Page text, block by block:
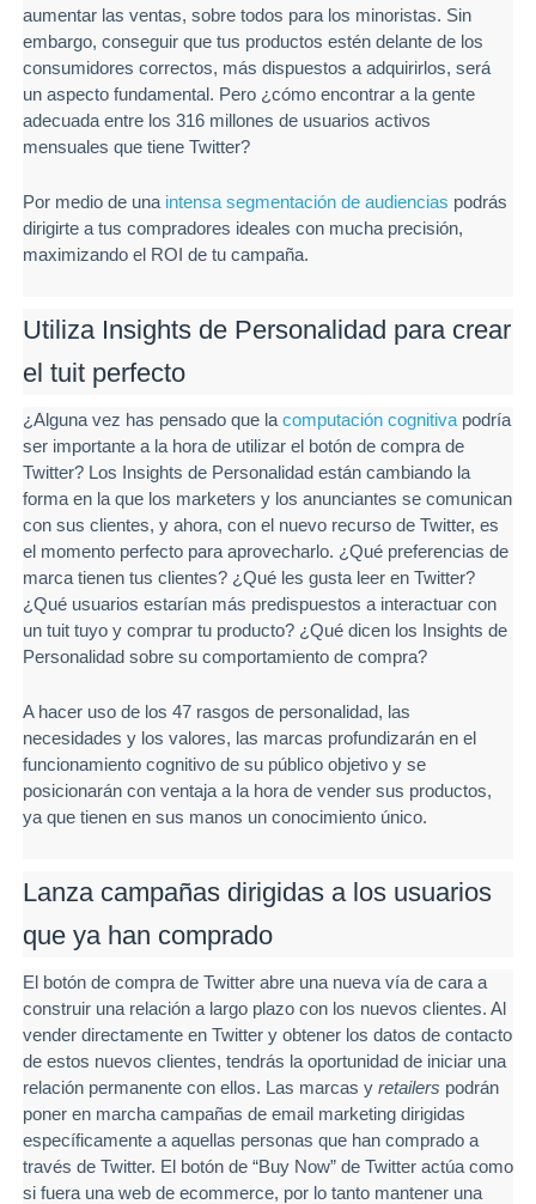
aumentar las ventas, sobre todos para los minoristas. Sin
embargo, conseguir que tus productos estén delante de los
consumidores correctos, más dispuestos a adquirirlos, será
un aspecto fundamental. Pero ¿cómo encontrar a la gente
adecuada entre los 316 millones de usuarios activos
mensuales que tiene Twitter?
Por medio de una intensa segmentación de audiencias podrás
dirigirte a tus compradores ideales con mucha precisión,
maximizando el ROI de tu campaña.
Utiliza Insights de Personalidad para crear
el tuit perfecto
¿Alguna vez has pensado que la computación cognitivapodría
ser importante a la hora de utilizar el botón de compra de
Twitter? Los Insights de Personalidad están cambiando la
forma en la que los marketers y los anunciantes se comunican
con sus clientes, y ahora, con el nuevo recurso de Twitter, es
el momento perfecto para aprovecharlo. ¿Qué preferencias de
marca tienen tus clientes? ¿Qué les gusta leer en Twitter?
¿Qué usuarios estarían más predispuestos a interactuar con
un tuit tuyo y comprar tu producto? ¿Qué dicen los Insights de
Personalidad sobre su comportamiento de compra?
A hacer uso de los 47 rasgos de personalidad, las
necesidades y los valores, las marcas profundizarán en el
funcionamiento cognitivo de su público objetivo y se
posicionarán con ventaja a la hora de vender sus productos,
ya que tienen en sus manos un conocimiento único.
Lanza campañas dirigidas a los usuarios
que ya han comprado
El botón de compra de Twitter abre una nueva vía de cara a
construir una relación a largo plazo con los nuevos clientes. Al
vender directamente en Twitter y obtener los datos de contacto
de estos nuevos clientes, tendrás la oportunidad de iniciar una
relación permanente con ellos. Las marcas y retailers podrán
poner en marcha campañas de email marketing dirigidas
específicamente a aquellas personas que han comprado a
través de Twitter. El botón de “Buy Now” de Twitter actúa como
si fuera una web de ecommerce, por lo tanto mantener una